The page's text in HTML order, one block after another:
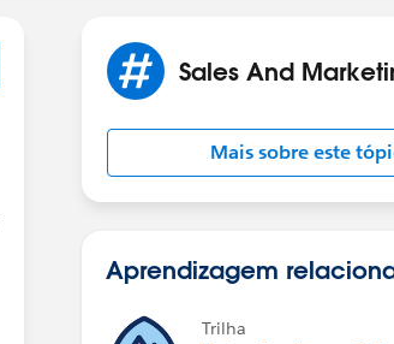
Sales And
Mais sobre este
Aprendizagem
Trilha